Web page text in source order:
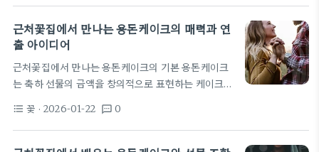
졌다. 예를 들어 돈꽃다발은 종이와 리본으로 포장된
지폐를 작은 꽃 모양으로 엮어 선물하는 아이디어다.
이런 방식은 금전적 축하를 전하는 동시에 꽃의 정서
을 결합한 선물 구성으로, 용돈케이크와 돈꽃다발이
주목받고 있다. 카네이션용돈박스 같은 포장 아이템
은 꽃과 돈을 함께 선물하는 데 실용적이다. 이런 구성
근처꽃집에서 만나는 용돈케이크의 매력과 연
출 아이디어
근처꽃집에서 만나는 용돈케이크의 기본 용돈케이크
는 축하 선물의 금액을 창의적으로 표현하는 케이크
코를 활용해 금전적 축하의 메시지를 담아낼 수 있습
니다. 이 아이템은 단순한 현금 선물보다 시각적으로
도 기억에 남는 선물이 됩니다. 주문 전 예산과 이벤트
format_list_bulleted 꽃 · 2026-01-22 textsms 0